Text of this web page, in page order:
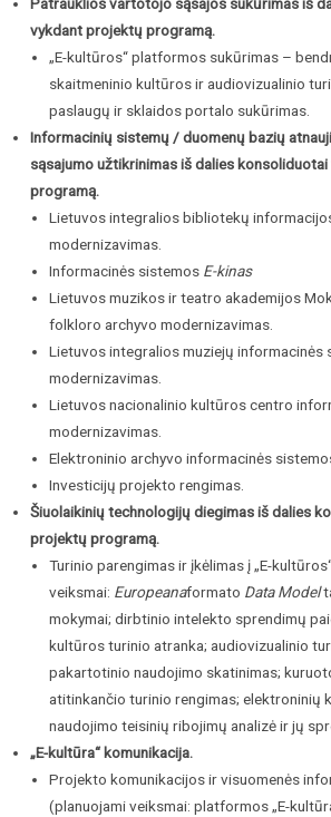
vykdant projektų programą.
„E-kultūros“ platformos sukūrimas –
skaitmeninio kultūros ir audiovizualinio
paslaugų ir sklaidos portalo sukūrimas.
Informacinių sistemų / duomenų bazių
sąsajumo užtikrinimas iš dalies
programą.
Lietuvos integralios bibliotekų
modernizavimas.
Informacinės sistemos E-kinas
Lietuvos muzikos ir teatro akademijos
folkloro archyvo modernizavimas.
Lietuvos integralios muziejų informacinės
modernizavimas.
Lietuvos nacionalinio kultūros centro
modernizavimas.
Elektroninio archyvo informacinės
Investicijų projekto rengimas.
Šiuolaikinių technologijų diegimas iš dalies
projektų programą.
Turinio parengimas ir įkėlimas į „E-
veiksmai: Europeanaformato Data Model
mokymai; dirbtinio intelekto sprendimų
kultūros turinio atranka; audiovizualinio
pakartotinio naudojimo skatinimas;
atitinkančio turinio rengimas; elektroninių
naudojimo teisinių ribojimų analizė ir jų
„E-kultūra“ komunikacija.
Projekto komunikacijos ir visuomenės
(planuojami veiksmai: platformos „E-